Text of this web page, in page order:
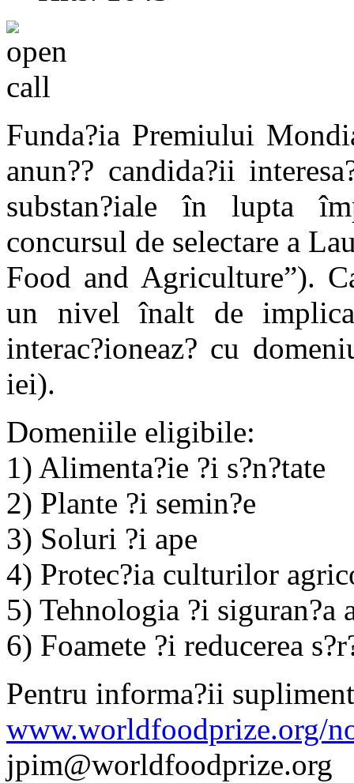
Funda?ia Premiului
anun?? candida?ii
substan?iale în lupta
concursul de selectare a
Food and Agriculture”).
un nivel înalt de
interac?ioneaz? cu
iei).
Domeniile eligibile:
1) Alimenta?ie ?i s?n?tate
2) Plante ?i semin?e
3) Soluri ?i ape
4) Protec?ia culturilor
5) Tehnologia ?i siguran?a
6) Foamete ?i reducerea
Pentru informa?ii
www.worldfoodprize.org/
jpim@worldfoodprize.org